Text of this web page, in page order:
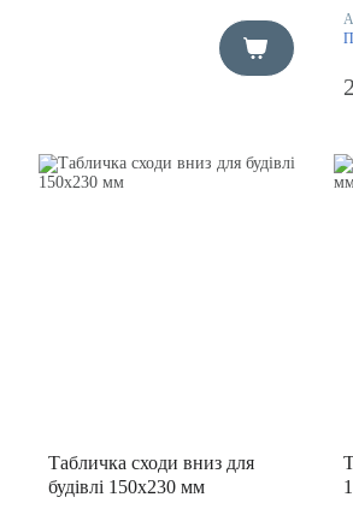
Табличка сходи вниз для
будівлі 150х230 мм